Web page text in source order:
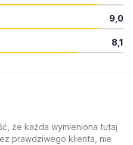
9,0
8,1
że każda wymieniona tutaj
prawdziwego klienta, nie